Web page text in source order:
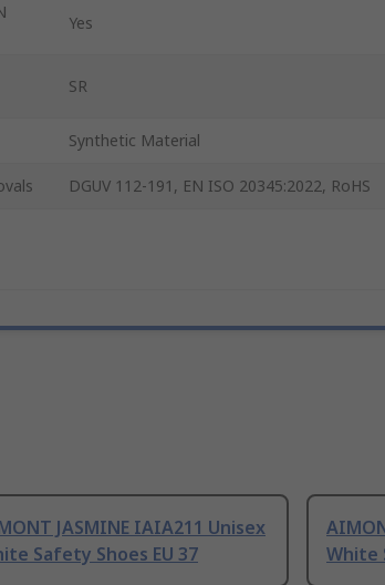
Yes
SR
Synthetic Material
DGUV 112-191, EN ISO 20345:2022, RoHS
JASMINE IAIA211 Unisex
Safety Shoes EU 37
White